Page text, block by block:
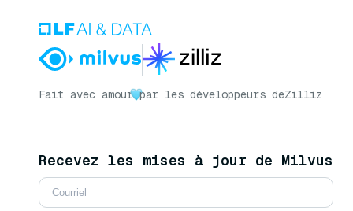
Fait avec amour par les développeurs deZilliz
Recevez les mises à jour de Milvus